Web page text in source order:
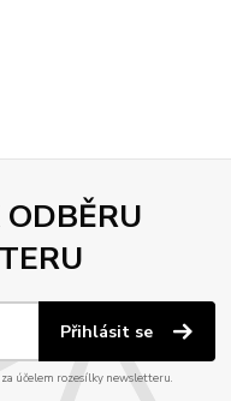
Přihlásit se
účelem rozesílky newsletteru.